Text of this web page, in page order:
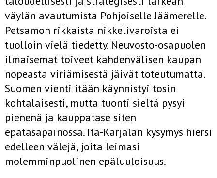
väylän avautumista Pohjoiselle Jäämerelle.
Petsamon rikkaista nikkelivaroista ei
tuolloin vielä tiedetty. Neuvosto-osapuolen
ilmaisemat toiveet kahdenvälisen kaupan
nopeasta viriämisestä jäivät toteutumatta.
Suomen vienti itään käynnistyi tosin
kohtalaisesti, mutta tuonti sieltä pysyi
pienenä ja kauppatase siten
epätasapainossa. Itä-Karjalan kysymys hiersi
edelleen välejä, joita leimasi
molemminpuolinen epäluuloisuus.